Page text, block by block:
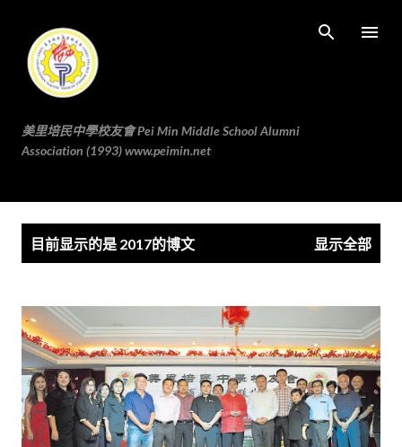
美里培民中學校友會 Pei Min Middle School Alumni
Association (1993) www.peimin.net
目前显示的是 2017的博文 显示全部